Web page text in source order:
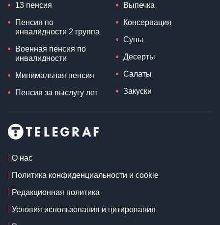
13 пенсия
Пенсия по
инвалидности 2 группа
Военная пенсия по
инвалидности
Минимальная пенсия
Пенсия за выслугу лет
Выпечка
Консервация
Супы
Десерты
Салаты
Закуски
О нас
Политика конфиденциальности и cookie
Редакционная политика
Условия использования и цитирования